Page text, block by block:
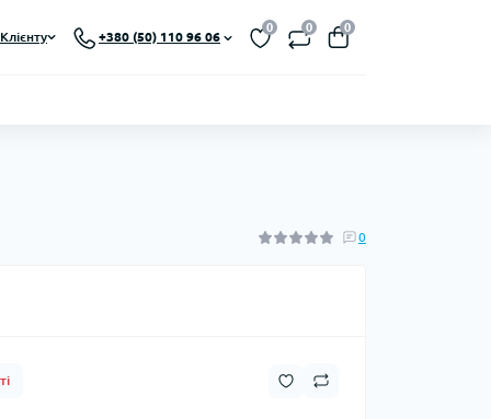
Клієнту +380 (50) 110 96 06
0 0 0
0